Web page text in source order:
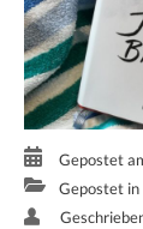
Gepostet
Gepostet